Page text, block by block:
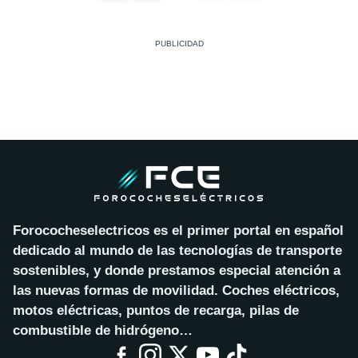
Forococheselectricos es el primer portal en español
dedicado al mundo de las tecnologías de transporte
sostenibles, y donde prestamos especial atención a
las nuevas formas de movilidad. Coches eléctricos,
motos eléctricas, puntos de recarga, pilas de
combustible de hidrógeno…